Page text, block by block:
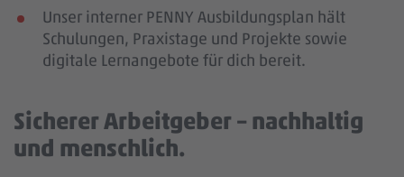
Unser interner PENNY Ausbildungsplan hält
Schulungen, Praxistage und Projekte sowie
digitale Lernangebote für dich bereit.
Sicherer Arbeitgeber – nachhaltig
und menschlich.